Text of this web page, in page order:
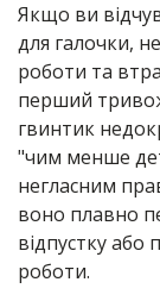
Якщо ви
для галочки,
роботи та
перший
гвинтик
"чим менше
негласним
воно плавно
відпустку або
роботи.